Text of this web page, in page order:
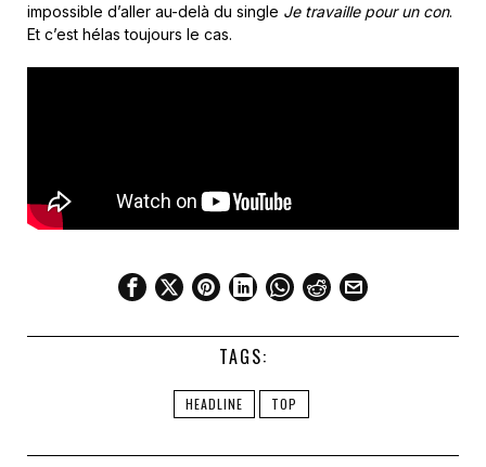
impossible d’aller au-delà du single Je travaille pour un con.
Et c’est hélas toujours le cas.
TAGS:
HEADLINE TOP